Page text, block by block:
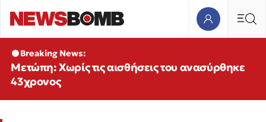
Breaking News:
Μετώπη: Χωρίς τις αισθήσεις του ανασύρθηκε
43χρονος